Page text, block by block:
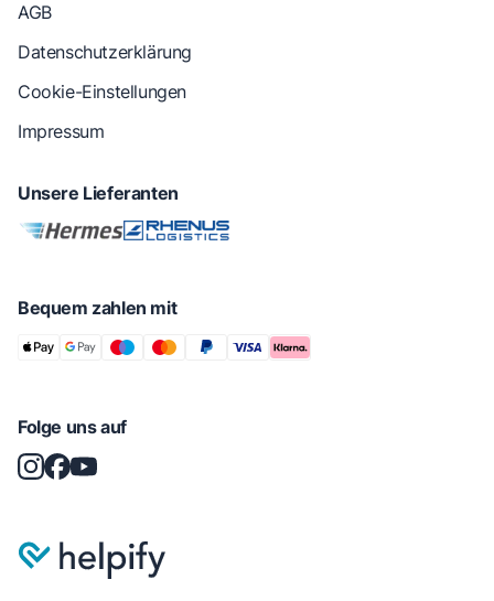
AGB
Datenschutzerklärung
Cookie-Einstellungen
Impressum
Unsere Lieferanten
Bequem zahlen mit
Folge uns auf